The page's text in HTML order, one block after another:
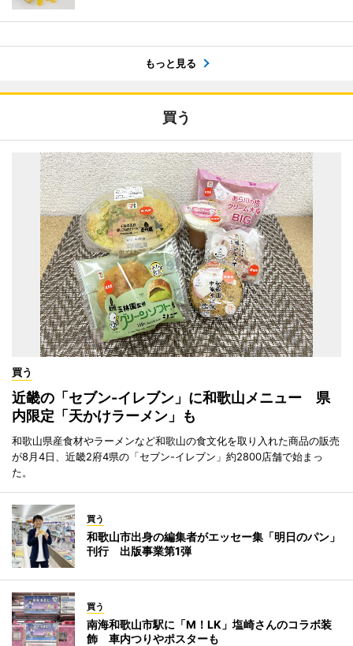
もっと見る
買う
買う
近畿の「セブン-イレブン」に和歌山メニュー 県
内限定「天かけラーメン」も
和歌山県産食材やラーメンなど和歌山の食文化を取り入れた商品の販売
が8月4日、近畿2府4県の「セブン-イレブン」約2800店舗で始まっ
た。
買う
和歌山市出身の編集者がエッセー集「明日のパン」
刊行 出版事業第1弾
買う
南海和歌山市駅に「M！LK」塩崎さんのコラボ装
飾 車内つりやポスターも